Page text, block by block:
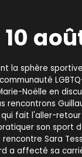
la sphère
Noëlle en
rencontrons
qui fait l'aller-
son sport
Sara
a affecté sa